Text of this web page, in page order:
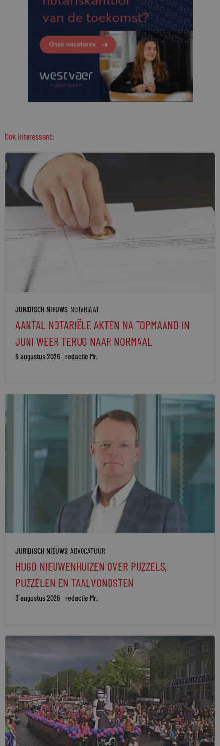
Ook interessant:
JURIDISCH NIEUWS NOTARIAAT
AANTAL NOTARIËLE AKTEN NA TOPMAAND IN
JUNI WEER TERUG NAAR NORMAAL
6 augustus 2026 redactie Mr.
JURIDISCH NIEUWS ADVOCATUUR
HUGO NIEUWENHUIZEN OVER PUZZELS,
PUZZELEN EN TAALVONDSTEN
3 augustus 2026 redactie Mr.